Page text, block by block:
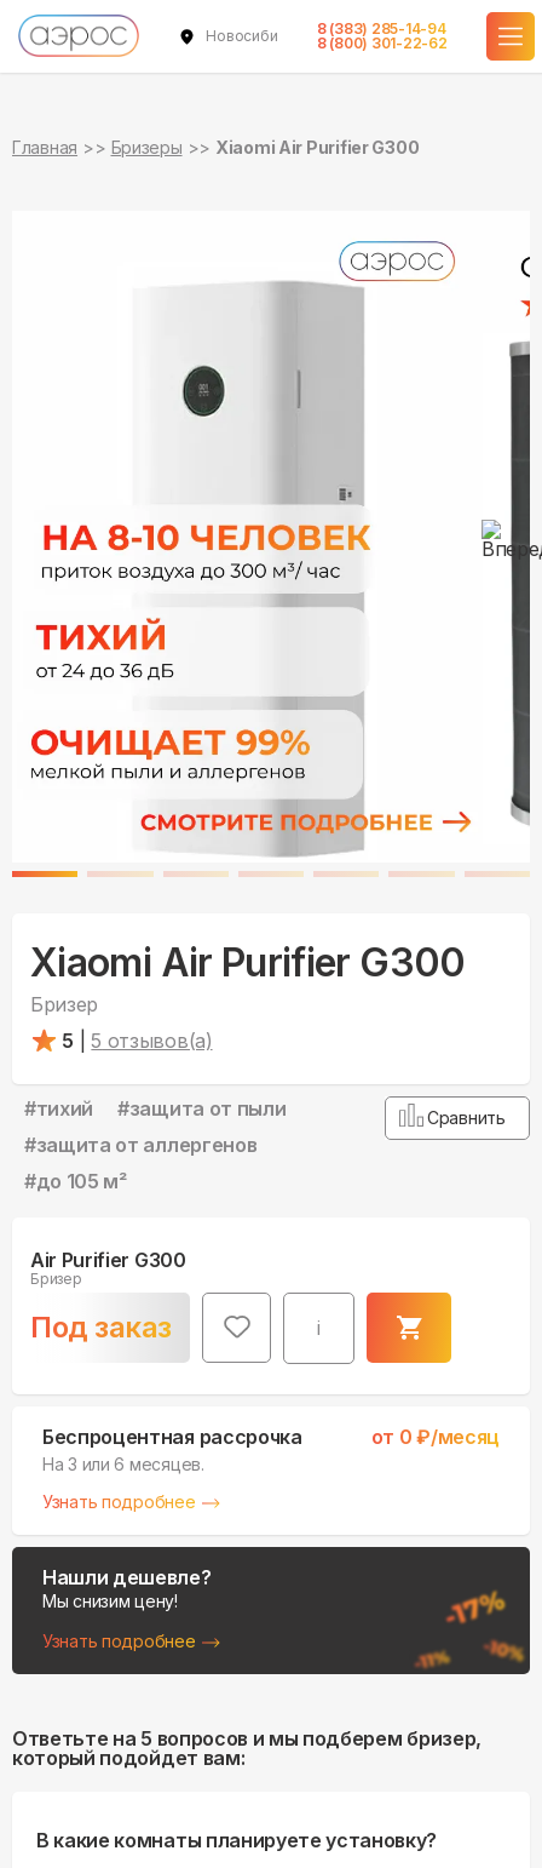
Новосибирск
8 (383) 285-14-94
8 (800) 301-22-62
Главная Бризеры Xiaomi Air Purifier G300
Xiaomi Air Purifier G300
Бризер
5
5 отзывов(а)
#тихий #защита от пыли
#защита от аллергенов
#до 105 м²
Сравнить
Air Purifier G300
Бризер
Под заказ i
в наличии
Беспроцентная рассрочка от 0 ₽/месяц
На 3 или 6 месяцев.
Узнать подробнее
Нашли дешевле?
Мы снизим цену!
Узнать подробнее
Ответьте на 5 вопросов и мы подберем бризер,
который подойдет вам:
В какие комнаты планируете установку?